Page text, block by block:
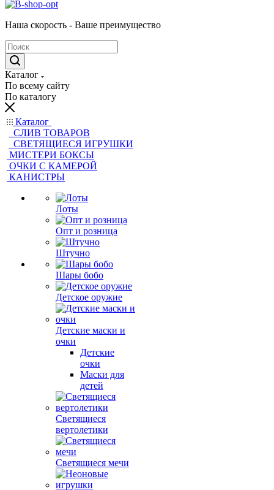
Наша скорость - Ваше преимущество
Каталог
По всему сайту
По каталогу
Каталог
CЛИВ ТОВАРОВ
СВЕТЯЩИЕСЯ ИГРУШКИ
МИСТЕРИ БОКСЫ
ОЧКИ С КАМЕРОЙ
КАНИСТРЫ
Лоты
Опт и розница
Штучно
Шары бобо
Детское оружие
Детские маски и
очки
Детские
очки
Маски для
детей
Светящиеся
вертолетики
Светящиеся мечи